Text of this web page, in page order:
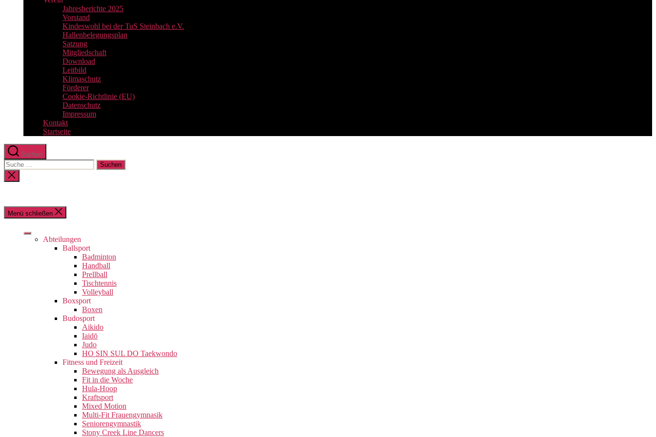
Jahresberichte 2025
Vorstand
Kindeswohl bei der TuS Steinbach e.V.
Hallenbelegungsplan
Satzung
Mitgliedschaft
Download
Leitbild
Klimaschutz
Förderer
Cookie-Richtlinie (EU)
Datenschutz
Impressum
Kontakt
Startseite
Suchen
Suche
nach:
Suche
schließen
Menü schließen
Abteilungen
Ballsport
Badminton
Handball
Prellball
Tischtennis
Volleyball
Boxsport
Boxen
Budosport
Aikido
Iaidō
Judo
HO SIN SUL DO Taekwondo
Fitness und Freizeit
Bewegung als Ausgleich
Fit in die Woche
Hula-Hoop
Kraftsport
Mixed Motion
Multi-Fit Frauengymnasik
Seniorengymnastik
Stony Creek Line Dancers